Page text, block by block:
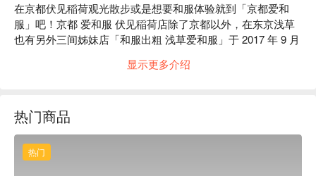
在京都伏见稲荷观光散步或是想要和服体验就到「京都爱和
服」吧！京都 爱和服 伏见稲荷店除了京都以外，在东京浅草
也有另外三间姊妹店「和服出粗 浅草爱和服」于 2017 年 9 月
以白色磁砖与红色窗框为主的 2 层楼建筑，搭配摆放在门口穿
日式温馨氛围，欢迎您来店体验。
店内所陈列的和服皆为原本经营吴服店的社长精心挑选的自豪
商品，同时也坚持不断推陈出新各式商品。加上坐落于伏见稻
荷站出站后直达！以及距离伏见稻荷大社也只要步行 5 分钟等
显示更多介绍
热门商品
热门